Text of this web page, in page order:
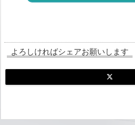
よろしければシェアお願いします